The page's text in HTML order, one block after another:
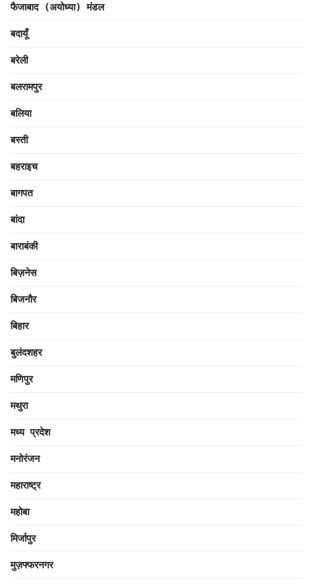
फैजाबाद (अयोध्या) मंडल
बदायूँ
बरेली
बलरामपुर
बलिया
बस्ती
बहराइच
बागपत
बांदा
बाराबंकी
बिज़नेस
बिजनौर
बिहार
बुलंदशहर
मणिपुर
मथुरा
मध्य प्रदेश
मनोरंजन
महाराष्ट्र
महोबा
मिर्जापुर
मुज़फ्फरनगर